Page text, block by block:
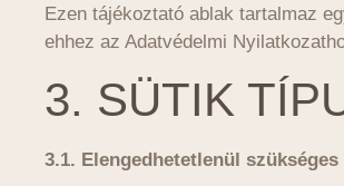
Ezen tájékoztató ablak tartalmaz
ehhez az Adatvédelmi
3. SÜTIK
3.1. Elengedhetetlenül